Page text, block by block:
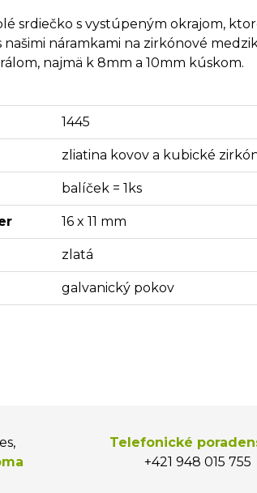
srdiečko s vystúpeným okrajom,
náramkami na zirkónové
najmä k 8mm a 10mm kúskom.
1445
zliatina kovov a kubické
balíček = 1ks
16 x 11 mm
zlatá
galvanický pokov
Telefonické
+421 948 015 755